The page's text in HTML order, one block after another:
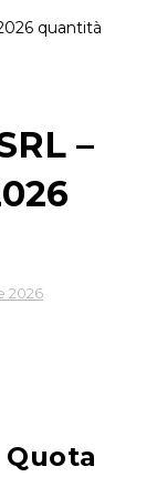
quantità
–
2026
Quota